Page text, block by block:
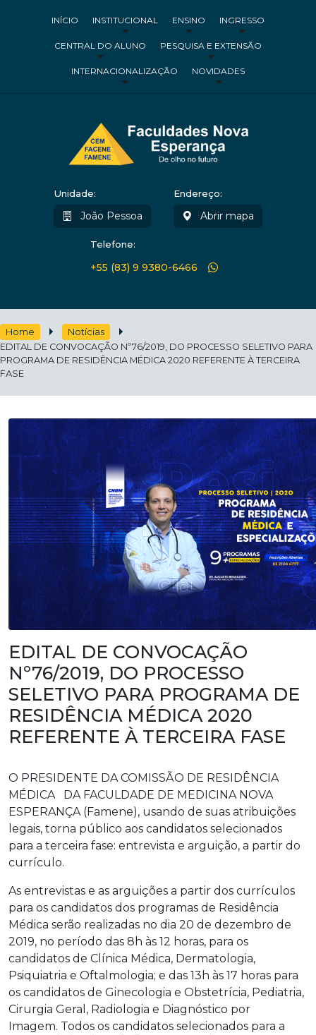
INÍCIO INSTITUCIONAL ENSINO INGRESSO
CENTRAL DO ALUNO PESQUISA E EXTENSÃO
INTERNACIONALIZAÇÃO NOVIDADES
Unidade:
João Pessoa
Endereço:
Abrir mapa
Telefone:
+55 (83) 9 9380-6466
Home
Notícias
EDITAL DE CONVOCAÇÃO Nº76/2019, DO PROCESSO SELETIVO PARA
PROGRAMA DE RESIDÊNCIA MÉDICA 2020 REFERENTE À TERCEIRA
FASE
EDITAL DE CONVOCAÇÃO
Nº76/2019, DO PROCESSO
SELETIVO PARA PROGRAMA DE
RESIDÊNCIA MÉDICA 2020
REFERENTE À TERCEIRA FASE
O PRESIDENTE DA COMISSÃO DE RESIDÊNCIA
MÉDICA DA FACULDADE DE MEDICINA NOVA
ESPERANÇA (Famene), usando de suas atribuições
legais, torna público aos candidatos selecionados
para a terceira fase: entrevista e arguição, a partir do
currículo.
As entrevistas e as arguições a partir dos currículos
para os candidatos dos programas de Residência
Médica serão realizadas no dia 20 de dezembro de
2019, no período das 8h às 12 horas, para os
candidatos de Clínica Médica, Dermatologia,
Psiquiatria e Oftalmologia; e das 13h às 17 horas para
os candidatos de Ginecologia e Obstetrícia, Pediatria,
Cirurgia Geral, Radiologia e Diagnóstico por
Imagem. Todos os candidatos selecionados para a